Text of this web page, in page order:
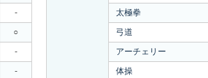
-
○
-
-
太極拳
弓道
アーチェリー
体操